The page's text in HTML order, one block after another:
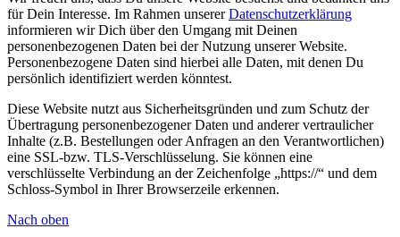
für Dein Interesse. Im Rahmen unsererDatenschutzerklärung
informieren wir Dich über den Umgang mit Deinen
personenbezogenen Daten bei der Nutzung unserer Website.
Personenbezogene Daten sind hierbei alle Daten, mit denen Du
persönlich identifiziert werden könntest.
Diese Website nutzt aus Sicherheitsgründen und zum Schutz der
Übertragung personenbezogener Daten und anderer vertraulicher
Inhalte (z.B. Bestellungen oder Anfragen an den Verantwortlichen)
eine SSL-bzw. TLS-Verschlüsselung. Sie können eine
verschlüsselte Verbindung an der Zeichenfolge „https://“ und dem
Schloss-Symbol in Ihrer Browserzeile erkennen.
Nach oben